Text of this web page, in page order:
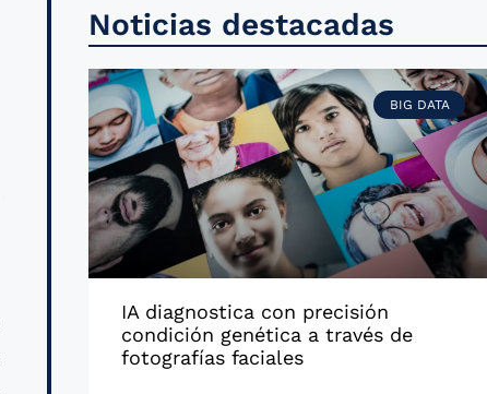
Noticias destacadas
BIG DATA
IA diagnostica con precisión
condición genética a través de
fotografías faciales